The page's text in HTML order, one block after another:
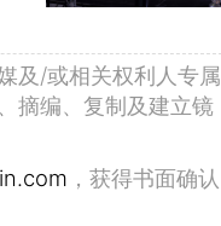
及/或相关权利人专属
摘编、复制及建立镜
，获得书面确认